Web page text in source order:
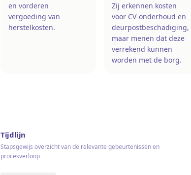
en vorderen
vergoeding van
herstelkosten.
Zij erkennen kosten
voor CV-onderhoud en
deurpostbeschadiging,
maar menen dat deze
verrekend kunnen
worden met de borg.
Tijdlijn
Stapsgewijs overzicht van de relevante gebeurtenissen en
procesverloop